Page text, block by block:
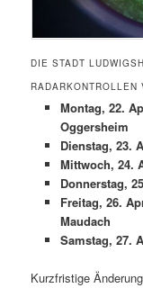
DIE STADT
RADARKONTROLLEN
Montag, 22.
Oggersheim
Dienstag, 23.
Mittwoch, 24.
Donnerstag,
Freitag, 26.
Maudach
Samstag, 27.
Kurzfristige